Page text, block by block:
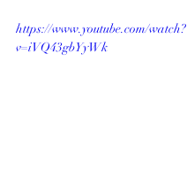
https://www.youtube.com/watch?
v=iVQ43gbYyWk